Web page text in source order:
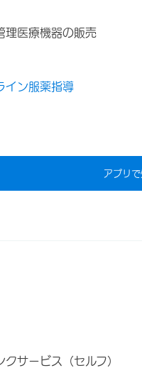
理医療機器の販売
イン服薬指導
アプリ
クサービス（セルフ）